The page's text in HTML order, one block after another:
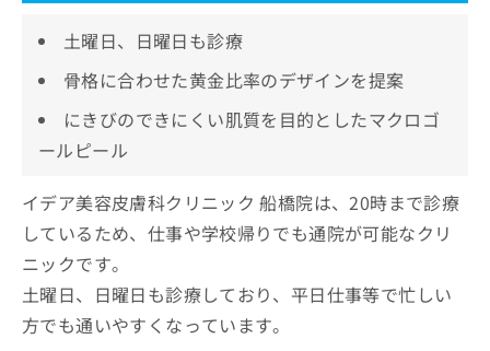
土曜日、日曜日も診療
骨格に合わせた黄金比率のデザインを提案
にきびのできにくい肌質を目的としたマクロゴ
ールピール
イデア美容皮膚科クリニック 船橋院は、20時まで診療
しているため、仕事や学校帰りでも通院が可能なクリ
ニックです。
土曜日、日曜日も診療しており、平日仕事等で忙しい
方でも通いやすくなっています。